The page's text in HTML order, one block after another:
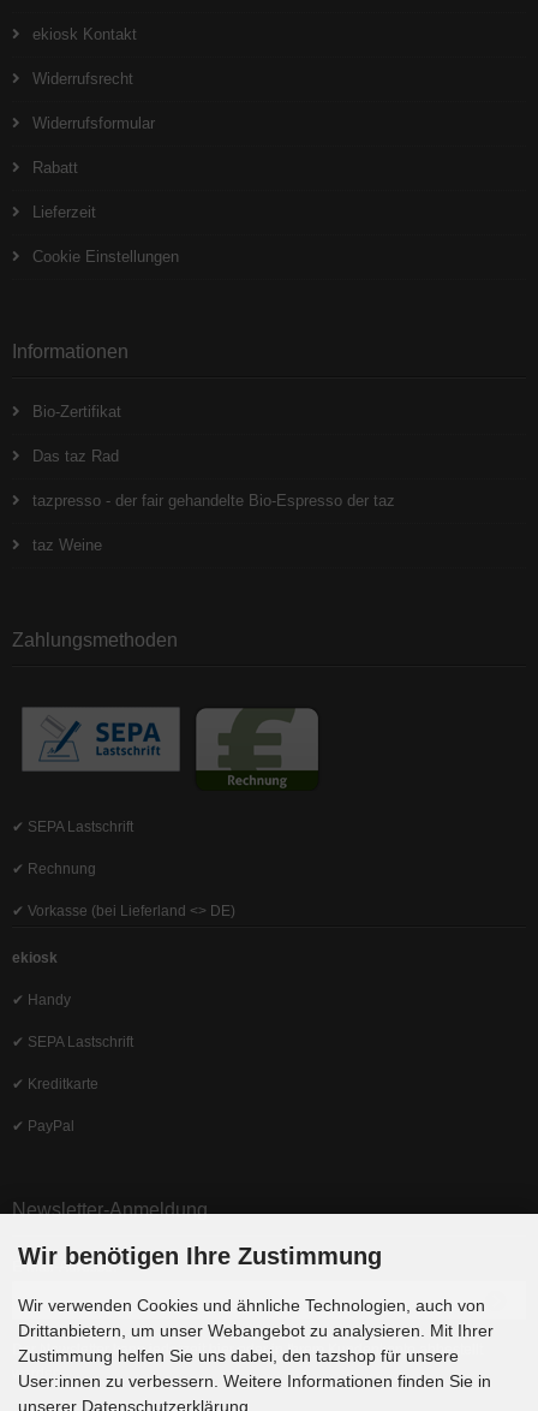
ekiosk Kontakt
Widerrufsrecht
Widerrufsformular
Rabatt
Lieferzeit
Cookie Einstellungen
Informationen
Bio-Zertifikat
Das taz Rad
tazpresso - der fair gehandelte Bio-Espresso der taz
taz Weine
Zahlungsmethoden
✔ SEPA Lastschrift
✔ Rechnung
✔ Vorkasse (bei Lieferland <> DE)
ekiosk
✔ Handy
✔ SEPA Lastschrift
✔ Kreditkarte
✔ PayPal
Newsletter-Anmeldung
E-Mail-Adresse:
Der Newsletter kann jederzeit hier oder in Ihrem Kundenkonto abbestellt
werden.
Wir benötigen Ihre Zustimmung
Wir verwenden Cookies und ähnliche Technologien, auch von
Drittanbietern, um unser Webangebot zu analysieren. Mit Ihrer
Zustimmung helfen Sie uns dabei, den tazshop für unsere
User:innen zu verbessern. Weitere Informationen finden Sie in
unserer Datenschutzerklärung.